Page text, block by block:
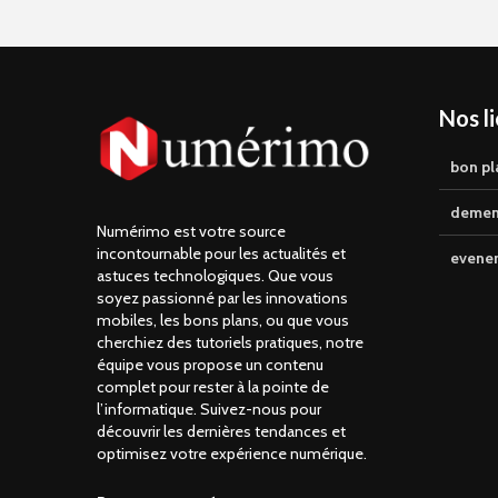
Numérimo est votre source
incontournable pour les actualités et
astuces technologiques. Que vous
soyez passionné par les innovations
mobiles, les bons plans, ou que vous
cherchiez des tutoriels pratiques, notre
équipe vous propose un contenu
complet pour rester à la pointe de
l’informatique. Suivez-nous pour
découvrir les dernières tendances et
optimisez votre expérience numérique.
Nos
bon